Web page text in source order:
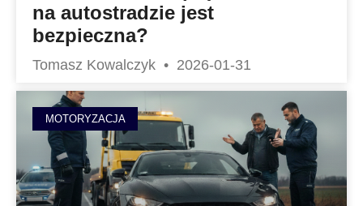
na autostradzie jest
bezpieczna?
Tomasz Kowalczyk 2026-01-31
MOTORYZACJA